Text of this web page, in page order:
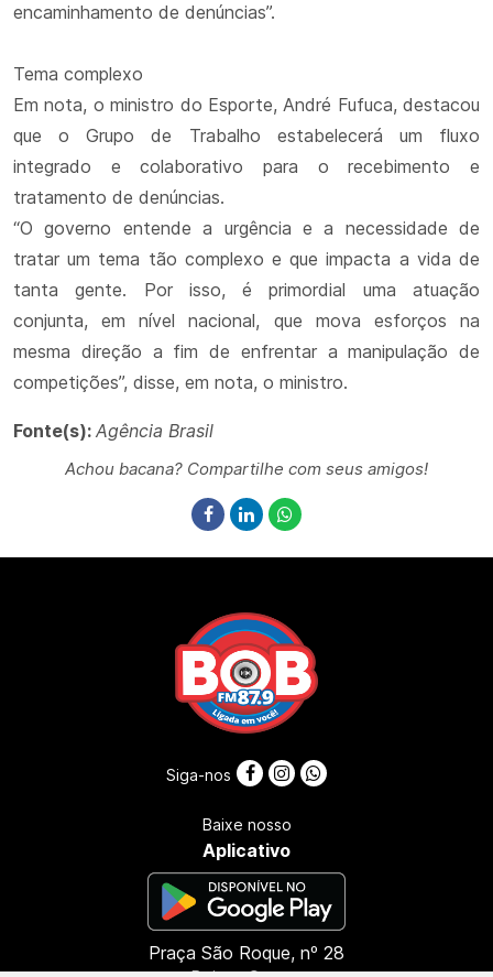
encaminhamento de denúncias”.
Tema complexo
Em nota, o ministro do Esporte, André Fufuca, destacou
que o Grupo de Trabalho estabelecerá um fluxo
integrado e colaborativo para o recebimento e
tratamento de denúncias.
“O governo entende a urgência e a necessidade de
tratar um tema tão complexo e que impacta a vida de
tanta gente. Por isso, é primordial uma atuação
conjunta, em nível nacional, que mova esforços na
mesma direção a fim de enfrentar a manipulação de
competições”, disse, em nota, o ministro.
Fonte(s): Agência Brasil
Achou bacana? Compartilhe com seus amigos!
Praça São Roque, nº 28
Siga-nos
Baixe nosso
Aplicativo